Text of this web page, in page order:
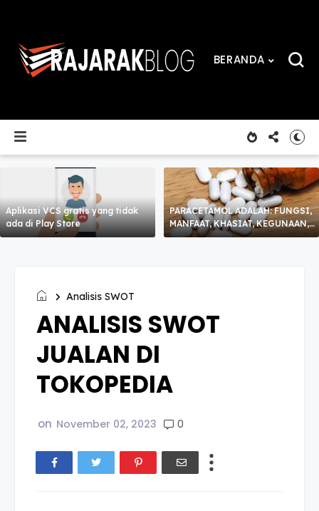
BERANDA
Aplikasi VCS gratis yang tidak
ada di Play Store
PARACETAMOL ADALAH: FUNGSI,
MANFAAT, KHASIAT, KEGUNAAN,
CARA MINUM DAN EFEK
Analisis SWOT
ANALISIS SWOT
JUALAN DI
TOKOPEDIA
on November 02, 2023 0